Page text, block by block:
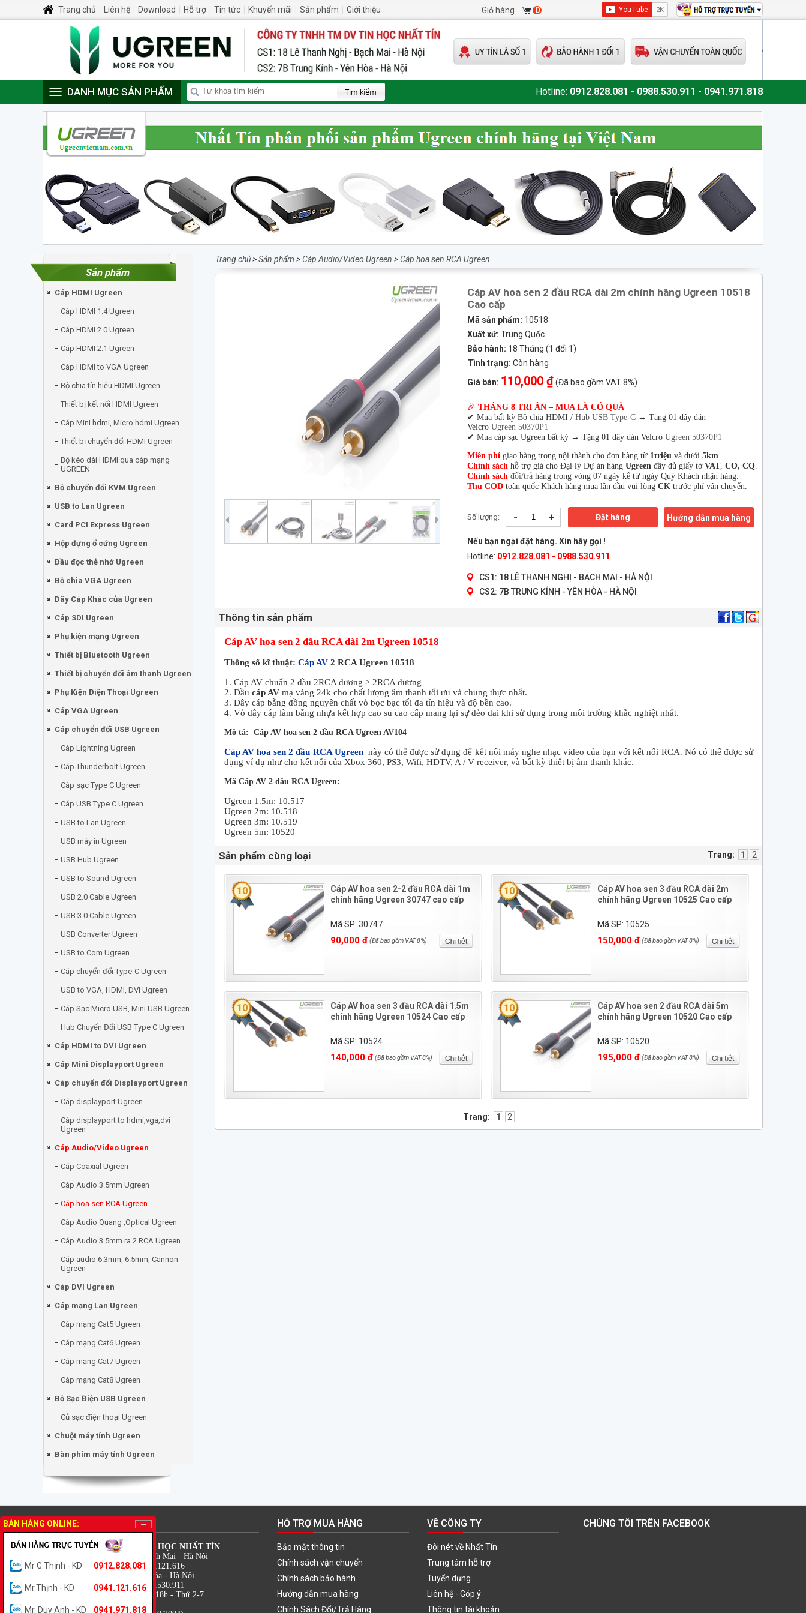
Hotline: 0912.828.081 - 0988.530.911 - 0941.971.818
DANH MỤC SẢN PHẨM
Sản phẩm
Cáp HDMI Ugreen
Cáp HDMI 1.4 Ugreen
Cáp HDMI 2.0 Ugreen
Cáp HDMI 2.1 Ugreen
Cáp HDMI to VGA Ugreen
Bộ chia tín hiệu HDMI Ugreen
Thiết bị kết nối HDMI Ugreen
Cáp Mini hdmi, Micro hdmi Ugreen
Thiết bị chuyển đổi HDMI Ugreen
Bộ kéo dài HDMI qua cáp mạng
UGREEN
Bộ chuyển đổi KVM Ugreen
USB to Lan Ugreen
Card PCI Express Ugreen
Hộp đựng ổ cứng Ugreen
Đầu đọc thẻ nhớ Ugreen
Bộ chia VGA Ugreen
Dây Cáp Khác của Ugreen
Cáp SDI Ugreen
Phụ kiện mạng Ugreen
Thiết bị Bluetooth Ugreen
Thiết bị chuyển đổi âm thanh Ugreen
Phụ Kiện Điện Thoại Ugreen
Cáp VGA Ugreen
Cáp chuyển đổi USB Ugreen
Cáp Lightning Ugreen
Cáp Thunderbolt Ugreen
Cáp sạc Type C Ugreen
Cáp USB Type C Ugreen
USB to Lan Ugreen
USB máy in Ugreen
USB Hub Ugreen
USB to Sound Ugreen
USB 2.0 Cable Ugreen
USB 3.0 Cable Ugreen
USB Converter Ugreen
USB to Com Ugreen
Cáp chuyển đổi Type-C Ugreen
USB to VGA, HDMI, DVI Ugreen
Cáp Sạc Micro USB, Mini USB Ugreen
Hub Chuyển Đổi USB Type C Ugreen
Cáp HDMI to DVI Ugreen
Cáp Mini Displayport Ugreen
Cáp chuyển đổi Displayport Ugreen
Cáp displayport Ugreen
Cáp displayport to hdmi,vga,dvi
Ugreen
Cáp Audio/Video Ugreen
Cáp Coaxial Ugreen
Cáp Audio 3.5mm Ugreen
Cáp hoa sen RCA Ugreen
Cáp Audio Quang ,Optical Ugreen
Cáp Audio 3.5mm ra 2 RCA Ugreen
Cáp audio 6.3mm, 6.5mm, Cannon
Ugreen
Cáp DVI Ugreen
Cáp mạng Lan Ugreen
Cáp mạng Cat5 Ugreen
Cáp mạng Cat6 Ugreen
Cáp mạng Cat7 Ugreen
Cáp mạng Cat8 Ugreen
Bộ Sạc Điện USB Ugreen
Củ sạc điện thoại Ugreen
Chuột máy tính Ugreen
Bàn phím máy tính Ugreen
Trang chủ>Sản phẩm > Cáp Audio/Video Ugreen > Cáp hoa sen RCA Ugreen
Cáp AV hoa sen 2 đầu RCA dài 2m chính hãng Ugreen 10518
Cao cấp
Mã sản phẩm: 10518
Xuất xứ: Trung Quốc
Bảo hành: 18 Tháng (1 đổi 1)
Tình trạng: Còn hàng
Giá bán: 110,000 ₫(Đã bao gồm VAT 8%)
🎉 THÁNG 8 TRI ÂN – MUA LÀ CÓ QUÀ
✔ Mua bất kỳ Bộ chia HDMI / Hub USB Type-C → Tặng 01 dây dán
Velcro Ugreen 50370P1
✔ Mua cáp sạc Ugreen bất kỳ → Tặng 01 dây dán Velcro Ugreen 50370P1
Miễn phí giao hàng trong nội thành cho đơn hàng từ 1triệu và dưới 5km.
Chính sách hỗ trợ giá cho Đại lý Dự án hàng Ugreen đầy đủ giấy tờ VAT, CO, CQ.
Chính sách đổi/trả hàng trong vòng 07 ngày kể từ ngày Quý Khách nhận hàng.
Thu COD toàn quốc Khách hàng mua lần đầu vui lòng CK trước phí vận chuyển.
Số lượng: - + Đặt hàng Hướng dẫn mua hàng
Nếu bạn ngại đặt hàng. Xin hãy gọi !
Hotline: 0912.828.081 - 0988.530.911
CS1: 18 LÊ THANH NGHỊ - BẠCH MAI - HÀ NỘI
CS2: 7B TRUNG KÍNH - YÊN HÒA - HÀ NỘI
Thông tin sản phẩm
Cáp AV hoa sen 2 đầu RCA dài 2m Ugreen 10518
Thông số kĩ thuật: Cáp AV 2 RCA Ugreen 10518
1. Cáp AV chuẩn 2 đầu 2RCA dương > 2RCA dương
2. Đầu cáp AV mạ vàng 24k cho chất lượng âm thanh tối ưu và chung thực nhất.
3. Dây cáp bằng đồng nguyên chất vỏ bọc bạc tối đa tín hiệu và độ bền cao.
4. Vỏ dây cáp làm bằng nhựa kết hợp cao su cao cấp mang lại sự dẻo dai khi sử dụng trong môi trường khắc nghiệt nhất.
Mô tả: Cáp AV hoa sen 2 đầu RCA Ugreen AV104
Cáp AV hoa sen 2 đầu RCA Ugreen này có thể được sử dụng để kết nối máy nghe nhạc video của bạn với kết nối RCA. Nó có thể được sử
dụng ví dụ như cho kết nối của Xbox 360, PS3, Wifi, HDTV, A / V receiver, và bất kỳ thiết bị âm thanh khác.
Mã Cáp AV 2 đầu RCA Ugreen:
Ugreen 1.5m: 10.517
Ugreen 2m: 10.518
Ugreen 3m: 10.519
Ugreen 5m: 10520
Trang: 1 2
Sản phẩm cùng loại
Cáp AV hoa sen 2-2 đầu RCA dài 1m
chính hãng Ugreen 30747 cao cấp
Mã SP: 30747
90,000 đ (Đã bao gồm VAT 8%)
10
Cáp AV hoa sen 3 đầu RCA dài 2m
chính hãng Ugreen 10525 Cao cấp
Mã SP: 10525
150,000 đ (Đã bao gồm VAT 8%)
10
Cáp AV hoa sen 3 đầu RCA dài 1.5m
chính hãng Ugreen 10524 Cao cấp
Mã SP: 10524
140,000 đ (Đã bao gồm VAT 8%)
10
Cáp AV hoa sen 2 đầu RCA dài 5m
chính hãng Ugreen 10520 Cao cấp
Mã SP: 10520
195,000 đ (Đã bao gồm VAT 8%)
10
Trang: 1 2
CHÚNG TÔI TRÊN FACEBOOK
THÔNG TIN LIÊN HỆ
CÔNG TY TNHH TM DV TIN HỌC NHẤT TÍN
Địa chỉ: 18 Lê Thanh Nghị - Bạch Mai - Hà Nội
Điện thoại: 0941.971.818 - 0941.121.616
Địa chỉ: 7B Trung Kính - Yên Hòa - Hà Nội
Điện thoại: 0912.828.081 - 0988.530.911
Thời gian: 08h - 12h và 13h30 - 18h - Thứ 2-7
Hỗ trợ kỹ thuật: 0941.121.616
HỖ TRỢ MUA HÀNG
Bảo mật thông tin
Chính sách vận chuyển
Chính sách bảo hành
Hướng dẫn mua hàng
Chính Sách Đổi/Trả Hàng
VỀ CÔNG TY
Đôi nét về Nhất Tín
Trung tâm hỗ trợ
Tuyển dụng
Liên hệ - Góp ý
Thông tin tài khoản
0
Giỏ hàng
Trang chủ Liên hệ Download Hỗ trợ Tin tức Khuyến mãi Sản phẩm Giới thiệu
BÁN HÀNG ONLINE:
0912.828.081
Mr G.Thịnh - KD
0941.121.616
Mr.Thịnh - KD
0941.971.818
Mr. Duy Anh - KD